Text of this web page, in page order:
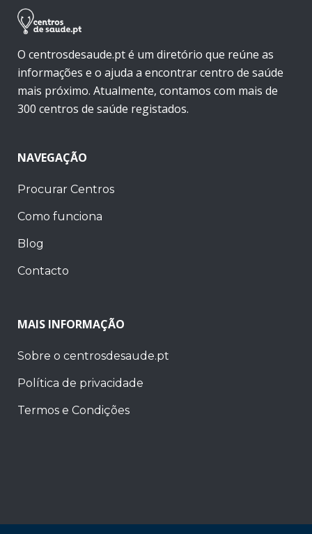
O centrosdesaude.pt é um diretório que reúne as
informações e o ajuda a encontrar centro de saúde
mais próximo. Atualmente, contamos com mais de
300 centros de saúde registados.
NAVEGAÇÃO
Procurar Centros
Como funciona
Blog
Contacto
MAIS INFORMAÇÃO
Sobre o centrosdesaude.pt
Política de privacidade
Termos e Condições